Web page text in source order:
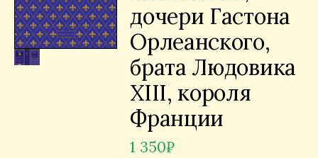
дочери Гастона
Орлеанского,
брата Людовика
XIII, короля
Франции
1 350₽